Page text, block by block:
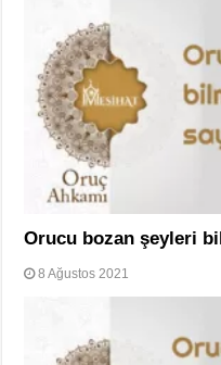
Orucu bozan şeyleri
8 Ağustos 2021